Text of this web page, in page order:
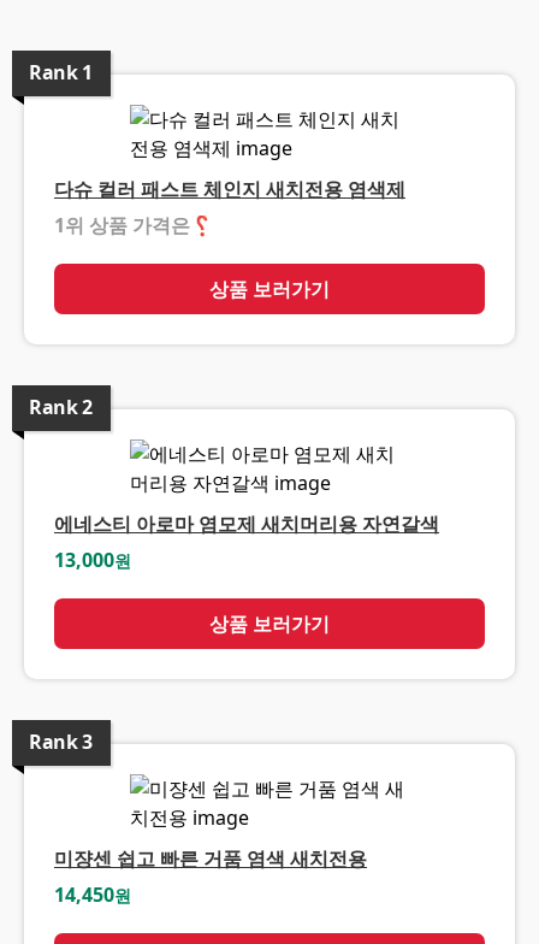
Rank1
다슈 컬러 패스트 체인지 새치전용 염색제
1위 상품 가격은 ❓
상품 보러가기
Rank2
에네스티 아로마 염모제 새치머리용 자연갈색
13,000원
상품 보러가기
Rank3
미쟝센 쉽고 빠른 거품 염색 새치전용
14,450원